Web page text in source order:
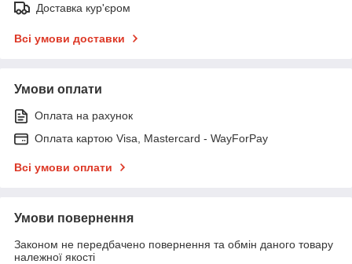
Доставка кур'єром
Всі умови доставки
Умови оплати
Оплата на рахунок
Оплата картою Visa, Mastercard - WayForPay
Всі умови оплати
Умови повернення
Законом не передбачено повернення та обмін даного товару
належної якості